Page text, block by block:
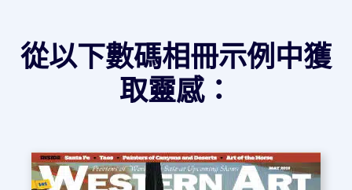
從以下數碼相冊示例中獲
取靈感：